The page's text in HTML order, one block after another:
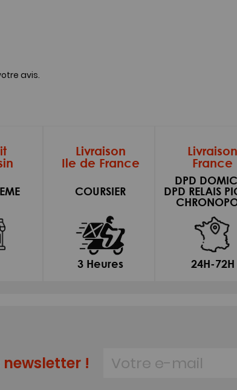
avis.
Livraison
Ile de France
COURSIER
3 Heures
Livraison
France
DPD
DPD RELAIS
24H-72H
!